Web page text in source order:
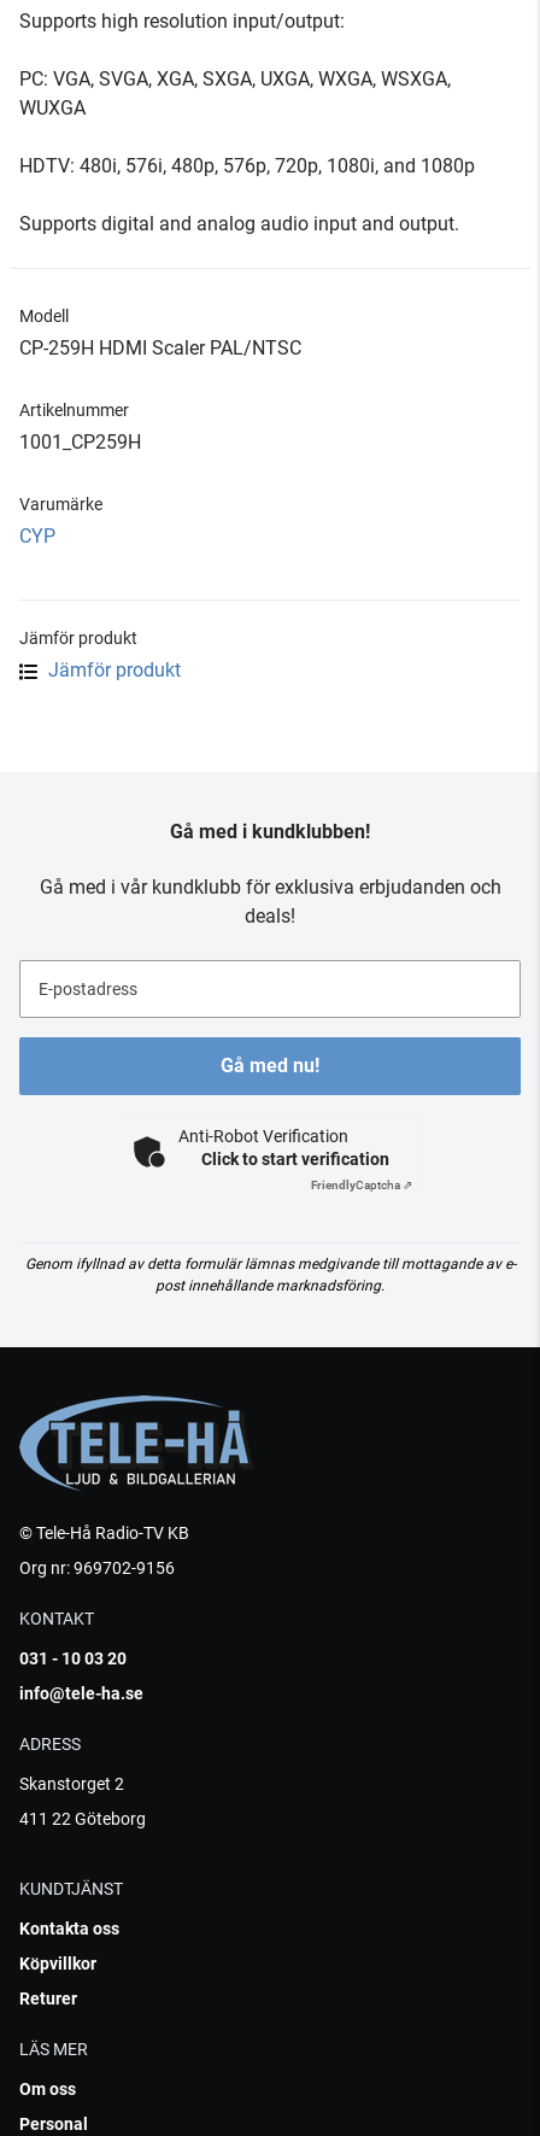
Supports high resolution input/output:
PC: VGA, SVGA, XGA, SXGA, UXGA, WXGA, WSXGA,
WUXGA
HDTV: 480i, 576i, 480p, 576p, 720p, 1080i, and 1080p
Supports digital and analog audio input and output.
Modell
CP-259H HDMI Scaler PAL/NTSC
Artikelnummer
1001_CP259H
Varumärke
CYP
Jämför produkt
Jämför produkt
Gå med i kundklubben!
Gå med i vår kundklubb för exklusiva erbjudanden och
deals!
E-postadress
Gå med nu!
Anti-Robot Verification
Click to start verification
FriendlyCaptcha ⇗
Genom ifyllnad av detta formulär lämnas medgivande till mottagande av e-
post innehållande marknadsföring.
© Tele-Hå Radio-TV KB
Org nr: 969702-9156
KONTAKT
031 - 10 03 20
info@tele-ha.se
ADRESS
Skanstorget 2
411 22 Göteborg
KUNDTJÄNST
Kontakta oss
Köpvillkor
Returer
LÄS MER
Om oss
Personal